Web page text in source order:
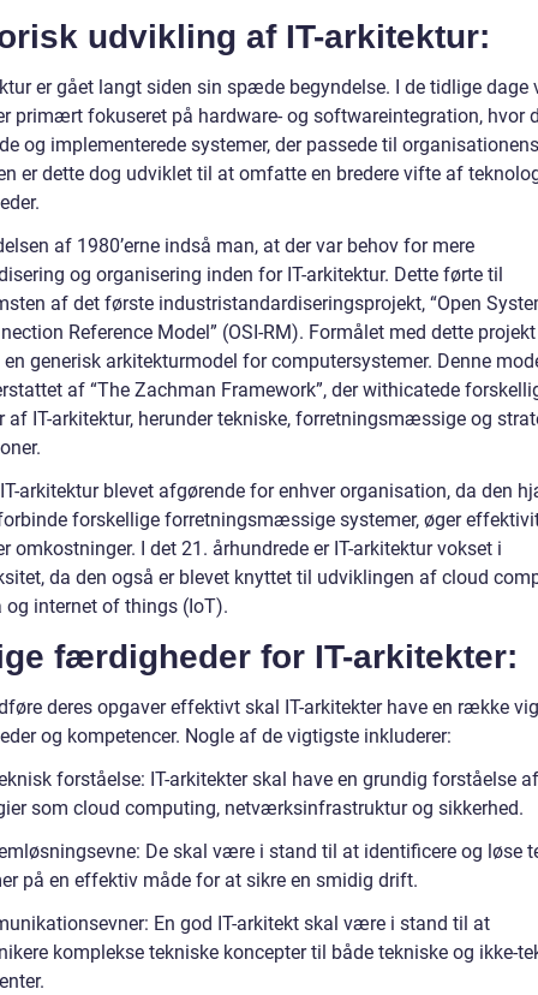
udvikling af IT-arkitektur:
er gået langt siden sin spæde begyndelse. I de tidlige dage
primært fokuseret på hardware- og softwareintegration, hvor
og implementerede systemer, der passede til
er dette dog udviklet til at omfatte en bredere vifte af
af 1980’erne indså man, at der var behov for mere
og organisering inden for IT-arkitektur. Dette førte til
af det første industristandardiseringsprojekt, “Open
Reference Model” (OSI-RM). Formålet med dette
en generisk arkitekturmodel for computersystemer. Denne
af “The Zachman Framework”, der withicatede
af IT-arkitektur, herunder tekniske, forretningsmæssige og
arkitektur blevet afgørende for enhver organisation, da den
forskellige forretningsmæssige systemer, øger
omkostninger. I det 21. århundrede er IT-arkitektur vokset i
da den også er blevet knyttet til udviklingen af cloud
og internet of things (IoT).
færdigheder for IT-arkitekter:
deres opgaver effektivt skal IT-arkitekter have en række
og kompetencer. Nogle af de vigtigste inkluderer:
forståelse: IT-arkitekter skal have en grundig forståelse af
som cloud computing, netværksinfrastruktur og sikkerhed.
De skal være i stand til at identificere og løse
på en effektiv måde for at sikre en smidig drift.
En god IT-arkitekt skal være i stand til at
komplekse tekniske koncepter til både tekniske og ikke-